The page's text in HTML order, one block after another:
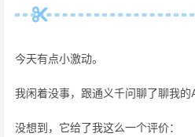
今天有点小激动。
我闲着没事，跟通义千问聊了聊我的
没想到，它给了我这么一个评价：